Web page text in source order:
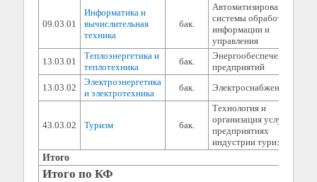
09.03.01
Информатика и
вычислительная
техника
бак.
Автоматизированные
системы обработки
информации и
управления
13.03.01
Теплоэнергетика и
теплотехника
бак.
Энергообеспечение
предприятий
13.03.02
Электроэнергетика
и электротехника
бак. Электроснабжение
43.03.02 Туризм бак.
Технология и
организация услуг на
предприятиях
индустрии туризма
Итого
Итого по КФ